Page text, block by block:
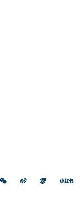
微信 微博 飞猪